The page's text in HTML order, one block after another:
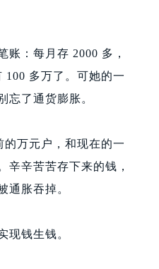
账：每月存 2000 多，
100 多万了。可她的一
忘了通货膨胀。
万元户，和现在的一
辛辛苦苦存下来的钱，
通胀吞掉。
现钱生钱。